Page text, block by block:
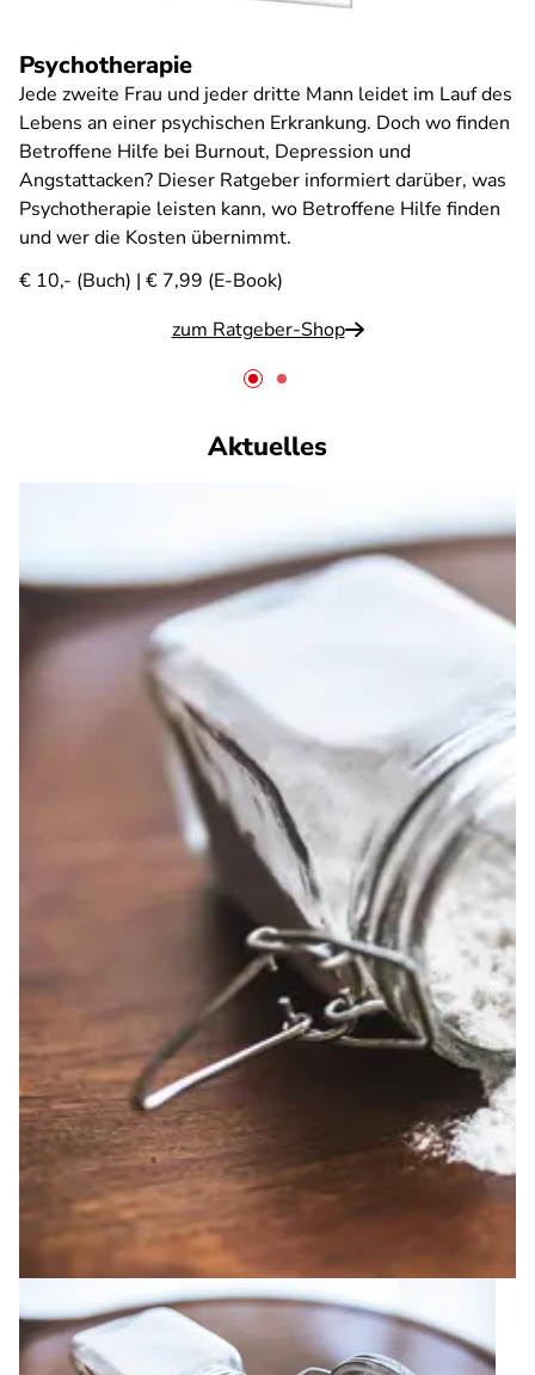
Psychotherapie
Jede zweite Frau und jeder dritte Mann leidet im Lauf des
Lebens an einer psychischen Erkrankung. Doch wo finden
Betroffene Hilfe bei Burnout, Depression und
Angstattacken? Dieser Ratgeber informiert darüber, was
Psychotherapie leisten kann, wo Betroffene Hilfe finden
und wer die Kosten übernimmt.
€ 10,- (Buch) | € 7,99 (E-Book)
zum Ratgeber-Shop
Aktuelles